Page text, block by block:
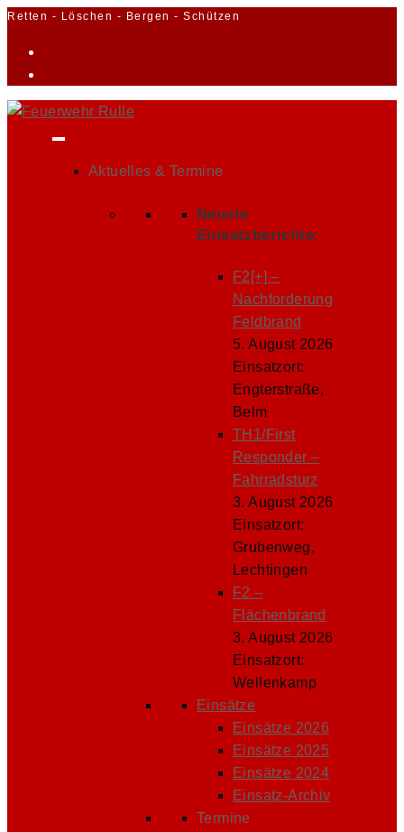
Zum
Retten - Löschen - Bergen - Schützen
Aktuelles & Termine
Neuste
Einsatzberichte:
F2[+] –
Nachforderung
Feldbrand
5. August 2026
Einsatzort:
Engterstraße,
Belm
TH1/First
Responder –
Fahrradsturz
3. August 2026
Einsatzort:
Grubenweg,
Lechtingen
F2 –
Flächenbrand
3. August 2026
Einsatzort:
Wellenkamp
Einsätze
Einsätze 2026
Einsätze 2025
Einsätze 2024
Einsatz-Archiv
Termine